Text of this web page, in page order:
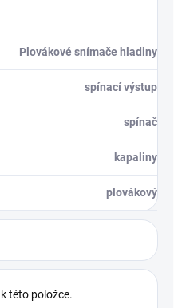
Plovákové snímače hladiny
spínací výstup
spínač
kapaliny
plovákový
této položce.